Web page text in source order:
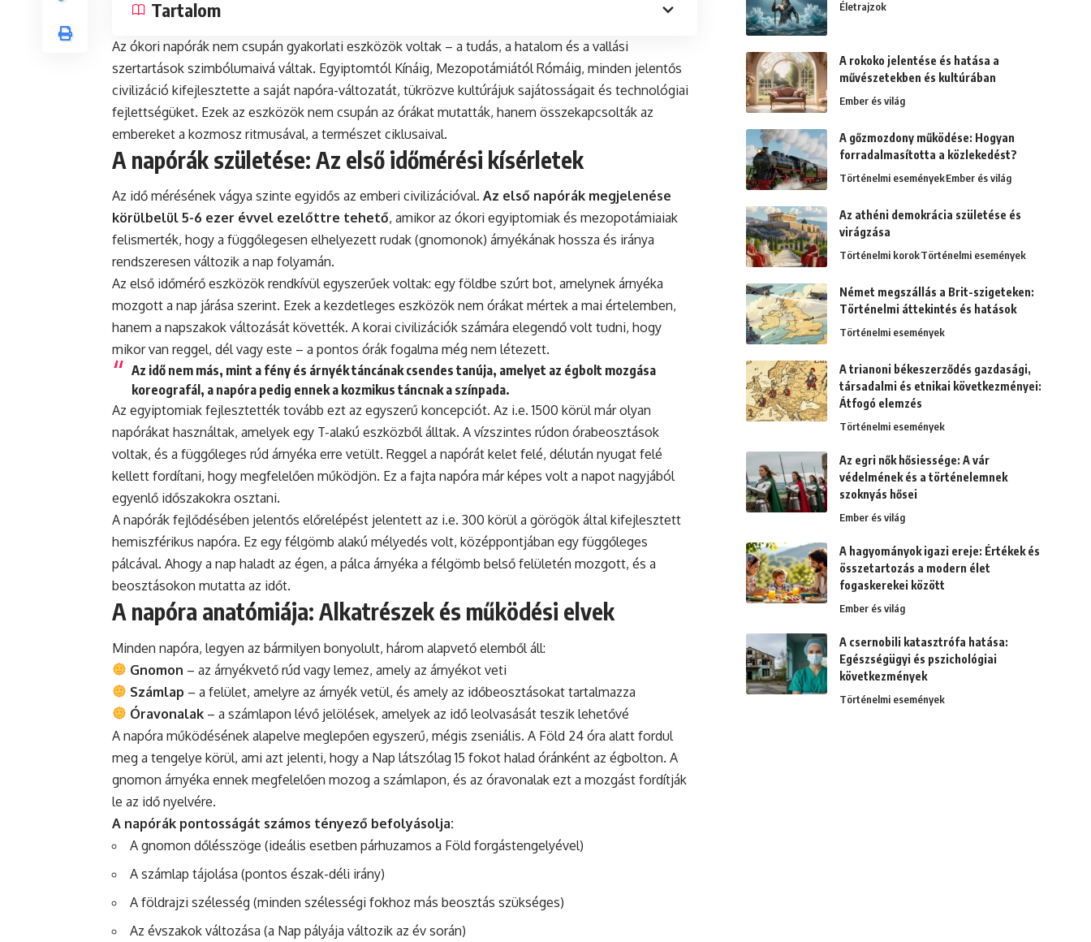
Tartalom
Az ókori napórák nem csupán gyakorlati eszközök voltak – a tudás, a hatalom és a vallási
szertartások szimbólumaivá váltak. Egyiptomtól Kínáig, Mezopotámiától Rómáig, minden jelentős
civilizáció kifejlesztette a saját napóra-változatát, tükrözve kultúrájuk sajátosságait és technológiai
fejlettségüket. Ezek az eszközök nem csupán az órákat mutatták, hanem összekapcsolták az
embereket a kozmosz ritmusával, a természet ciklusaival.
A napórák születése: Az első időmérési kísérletek
Az idő mérésének vágya szinte egyidős az emberi civilizációval. Az első napórák megjelenése
körülbelül 5-6 ezer évvel ezelőttre tehető, amikor az ókori egyiptomiak és mezopotámiaiak
felismerték, hogy a függőlegesen elhelyezett rudak (gnomonok) árnyékának hossza és iránya
rendszeresen változik a nap folyamán.
Az első időmérő eszközök rendkívül egyszerűek voltak: egy földbe szúrt bot, amelynek árnyéka
mozgott a nap járása szerint. Ezek a kezdetleges eszközök nem órákat mértek a mai értelemben,
hanem a napszakok változását követték. A korai civilizációk számára elegendő volt tudni, hogy
mikor van reggel, dél vagy este – a pontos órák fogalma még nem létezett.
Az idő nem más, mint a fény és árnyék táncának csendes tanúja, amelyet az égbolt mozgása
koreografál, a napóra pedig ennek a kozmikus táncnak a színpada.
Az egyiptomiak fejlesztették tovább ezt az egyszerű koncepciót. Az i.e. 1500 körül már olyan
napórákat használtak, amelyek egy T-alakú eszközből álltak. A vízszintes rúdon órabeosztások
voltak, és a függőleges rúd árnyéka erre vetült. Reggel a napórát kelet felé, délután nyugat felé
kellett fordítani, hogy megfelelően működjön. Ez a fajta napóra már képes volt a napot nagyjából
egyenlő időszakokra osztani.
A napórák fejlődésében jelentős előrelépést jelentett az i.e. 300 körül a görögök által kifejlesztett
hemiszférikus napóra. Ez egy félgömb alakú mélyedés volt, középpontjában egy függőleges
pálcával. Ahogy a nap haladt az égen, a pálca árnyéka a félgömb belső felületén mozgott, és a
beosztásokon mutatta az időt.
A napóra anatómiája: Alkatrészek és működési elvek
Minden napóra, legyen az bármilyen bonyolult, három alapvető elemből áll:
Gnomon – az árnyékvető rúd vagy lemez, amely az árnyékot veti
Számlap – a felület, amelyre az árnyék vetül, és amely az időbeosztásokat tartalmazza
Óravonalak – a számlapon lévő jelölések, amelyek az idő leolvasását teszik lehetővé
A napóra működésének alapelve meglepően egyszerű, mégis zseniális. A Föld 24 óra alatt fordul
meg a tengelye körül, ami azt jelenti, hogy a Nap látszólag 15 fokot halad óránként az égbolton. A
gnomon árnyéka ennek megfelelően mozog a számlapon, és az óravonalak ezt a mozgást fordítják
le az idő nyelvére.
A napórák pontosságát számos tényező befolyásolja:
A gnomon dőlésszöge (ideális esetben párhuzamos a Föld forgástengelyével)
A számlap tájolása (pontos észak-déli irány)
A földrajzi szélesség (minden szélességi fokhoz más beosztás szükséges)
Az évszakok változása (a Nap pályája változik az év során)
Életrajzok
A rokoko jelentése és hatása a
művészetekben és kultúrában
Ember és világ
A gőzmozdony működése: Hogyan
forradalmasította a közlekedést?
Történelmi eseményekEmber és világ
Az athéni demokrácia születése és
virágzása
Történelmi korokTörténelmi események
Német megszállás a Brit-szigeteken:
Történelmi áttekintés és hatások
Történelmi események
A trianoni békeszerződés gazdasági,
társadalmi és etnikai következményei:
Átfogó elemzés
Történelmi események
Az egri nők hősiessége: A vár
védelmének és a történelemnek
szoknyás hősei
Ember és világ
A hagyományok igazi ereje: Értékek és
összetartozás a modern élet
fogaskerekei között
Ember és világ
A csernobili katasztrófa hatása:
Egészségügyi és pszichológiai
következmények
Történelmi események